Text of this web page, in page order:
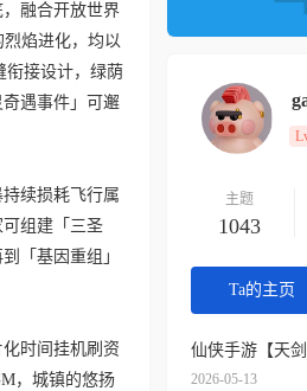
融合开放世界
焰进化，均以
衔接设计，绿荫
遇事件」可邂
续损耗飞行属
组建「三圣
「基因重组」
时间挂机刷资
，城镇的悠扬
主题
1043
Ta的主页
2026-05-13